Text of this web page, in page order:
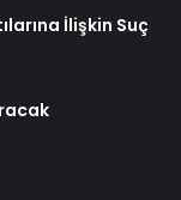
İlişkin Suç